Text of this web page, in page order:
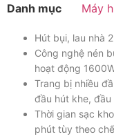
Danh mục
Máy
Hút bụi, lau nhà
Công nghệ nén
hoạt động
Trang bị nhiều
đầu hút khe, đầu
Thời gian sạc
phút tùy theo